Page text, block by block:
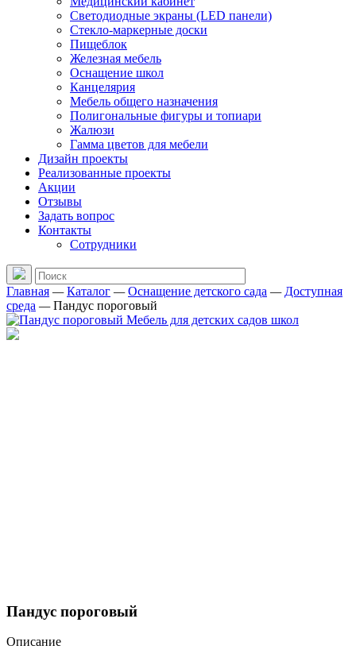
Светодиодные экраны (LED панели)
Стекло-маркерные доски
Пищеблок
Железная мебель
Оснащение школ
Канцелярия
Мебель общего назначения
Полигональные фигуры и топиари
Жалюзи
Гамма цветов для мебели
Дизайн проекты
Реализованные проекты
Акции
Отзывы
Задать вопрос
Контакты
Сотрудники
Главная —Каталог —Оснащение детского сада — Доступная
среда —Пандус пороговый
Пандус пороговый
Описание